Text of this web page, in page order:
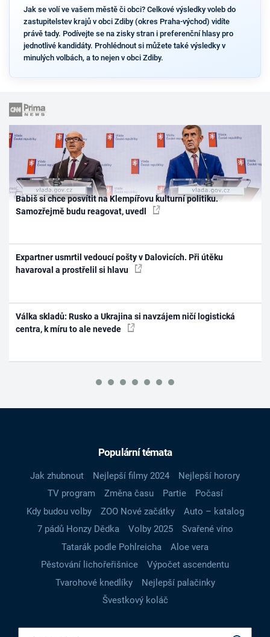
Jak se volí ve vašem městě či obci? Celkové výsledky voleb do
zastupitelstev krajů v obci Zdiby (okres Praha-východ) vidíte
právě tady. Podívejte se na zisky stran i preferenční hlasy pro
jednotlivé kandidáty. Prohlédnout si můžete také výsledky v
minulých volbách, a to nejen v obci Zdiby.
Babiš si chce posvítit na Klempířovu kulturní politiku.
Samozřejmě budu reagovat, uvedl
Expartner usmrtil vedoucí pošty v Dalovicích. Při útěku
havaroval a prostřelil si hlavu
Válka skladů: Rusko a Ukrajina si navzájem ničí logistická
centra, k míru to ale nevede
Populární témata
Jak zhubnout Nejlepší filmy 2024
Nejlepší horory
TV program
Změna času Partie
Počasí
Kdy budou volby
ZOO Nové začátky
Auto – katalog
7 pádů Honzy Dědka
Volby 2025
Svařené víno
Tatarák podle Pohlreicha
Aloe vera
Pěstování lichořeřišnice
Výpočet ascendentu
Tvarohové knedlíky
Nejlepší palačinky
Švestkový koláč